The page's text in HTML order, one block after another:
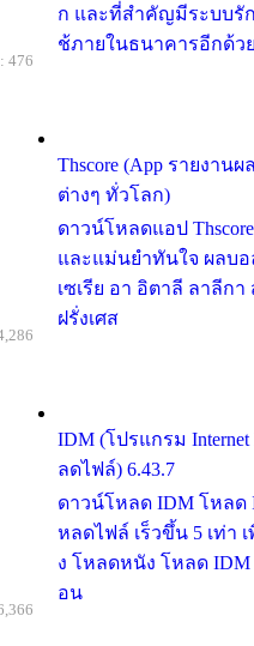
ก และที่สำคัญมีระบบรั
ช้ภายในธนาคารอีกด้วย
Thscore (App รายงา
ต่างๆ ทั่วโลก)
ดาวน์โหลดแอป
และแม่นยำทันใจ ผลบ
เซเรีย อา อิตาลี ลาลีกา
ฝรั่งเศส
476
IDM (โปรแกรม
ลดไฟล์) 6.43.7
ดาวน์โหลด IDM โหลด
หลดไฟล์ เร็วขึ้น 5 เท่า
ง โหลดหนัง โหลด IDM
อน